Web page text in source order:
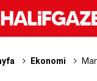
Ekonomi